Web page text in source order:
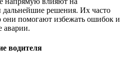
дальнейшие решения. Их часто
помогают избежать ошибок и
аварии.
водителя